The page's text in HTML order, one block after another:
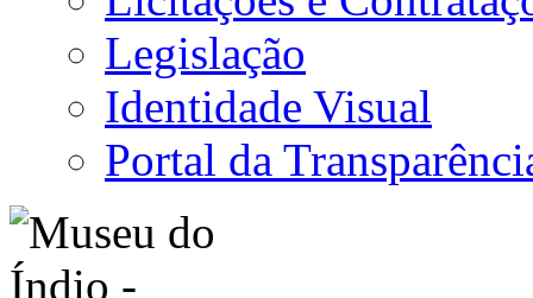
Legislação
Identidade Visual
Portal da